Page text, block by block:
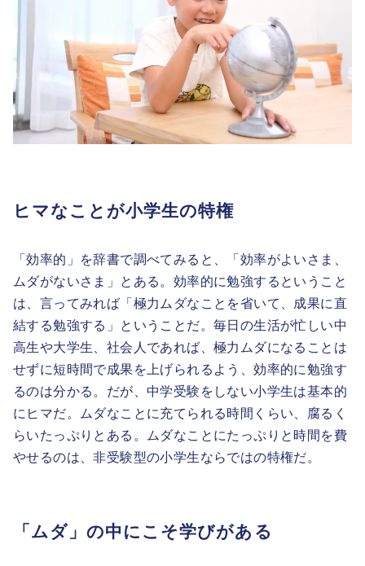
ヒマなことが小学生の特権
「効率的」を辞書で調べてみると、「効率がよいさま、
ムダがないさま」とある。効率的に勉強するということ
は、言ってみれば「極力ムダなことを省いて、成果に直
結する勉強する」ということだ。毎日の生活が忙しい中
高生や大学生、社会人であれば、極力ムダになることは
せずに短時間で成果を上げられるよう、効率的に勉強す
るのは分かる。だが、中学受験をしない小学生は基本的
にヒマだ。ムダなことに充てられる時間くらい、腐るく
らいたっぷりとある。ムダなことにたっぷりと時間を費
やせるのは、非受験型の小学生ならではの特権だ。
「ムダ」の中にこそ学びがある